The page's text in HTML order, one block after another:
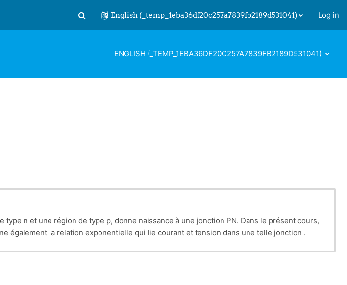
Toggle search input
English ‎(_temp_1eba36df20c257a7839fb2189d531041)‎ Log in
ENGLISH ‎(_TEMP_1EBA36DF20C257A7839FB2189D531041)‎
n et une région de type p, donne naissance à une jonction PN. Dans le présent cours,
également la relation exponentielle qui lie courant et tension dans une telle jonction .